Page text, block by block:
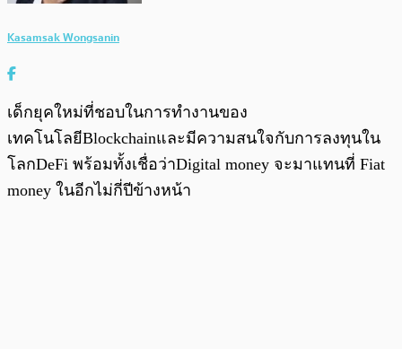
Kasamsak Wongsanin
เด็กยุคใหม่ที่ชอบในการทำงานของ
เทคโนโลยีBlockchainและมีความสนใจกับการลงทุนใน
โลกDeFi พร้อมทั้งเชื่อว่าDigital money จะมาแทนที่ Fiat
money ในอีกไม่กี่ปีข้างหน้า